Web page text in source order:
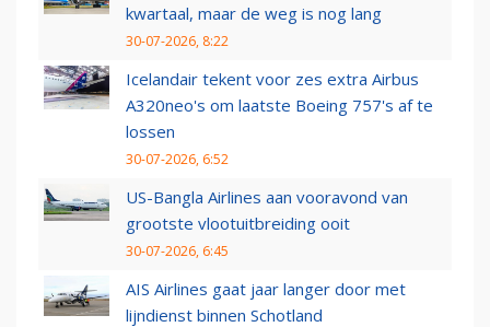
kwartaal, maar de weg is nog lang
30-07-2026, 8:22
Icelandair tekent voor zes extra Airbus
A320neo's om laatste Boeing 757's af te
lossen
30-07-2026, 6:52
US-Bangla Airlines aan vooravond van
grootste vlootuitbreiding ooit
30-07-2026, 6:45
AIS Airlines gaat jaar langer door met
lijndienst binnen Schotland